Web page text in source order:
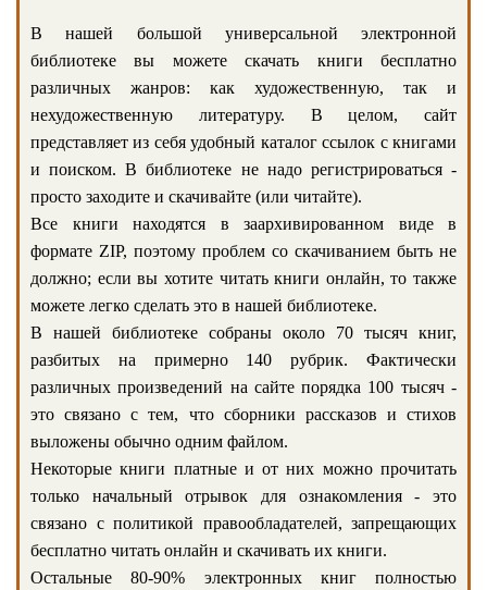
В нашей большой универсальной электронной
библиотеке вы можете скачать книги бесплатно
различных жанров: как художественную, так и
нехудожественную литературу. В целом, сайт
представляет из себя удобный каталог ссылок с книгами
и поиском. В библиотеке не надо регистрироваться -
просто заходите и скачивайте (или читайте).
Все книги находятся в заархивированном виде в
формате ZIP, поэтому проблем со скачиванием быть не
должно; если вы хотите читать книги онлайн, то также
можете легко сделать это в нашей библиотеке.
В нашей библиотеке собраны около 70 тысяч книг,
разбитых на примерно 140 рубрик. Фактически
различных произведений на сайте порядка 100 тысяч -
это связано с тем, что сборники рассказов и стихов
выложены обычно одним файлом.
Некоторые книги платные и от них можно прочитать
только начальный отрывок для ознакомления - это
связано с политикой правообладателей, запрещающих
бесплатно читать онлайн и скачивать их книги.
Остальные 80-90% электронных книг полностью